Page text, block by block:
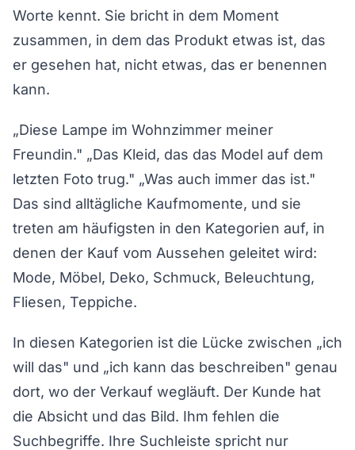
Worte kennt. Sie bricht in dem Moment
zusammen, in dem das Produkt etwas ist, das
er gesehen hat, nicht etwas, das er benennen
kann.
„Diese Lampe im Wohnzimmer meiner
Freundin." „Das Kleid, das das Model auf dem
letzten Foto trug." „Was auch immer das ist."
Das sind alltägliche Kaufmomente, und sie
treten am häufigsten in den Kategorien auf, in
denen der Kauf vom Aussehen geleitet wird:
Mode, Möbel, Deko, Schmuck, Beleuchtung,
Fliesen, Teppiche.
In diesen Kategorien ist die Lücke zwischen „ich
will das" und „ich kann das beschreiben" genau
dort, wo der Verkauf wegläuft. Der Kunde hat
die Absicht und das Bild. Ihm fehlen die
Suchbegriffe. Ihre Suchleiste spricht nur